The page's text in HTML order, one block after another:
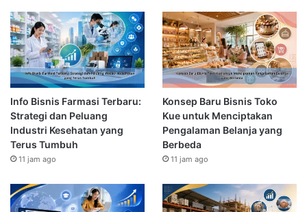
Info Bisnis Farmasi Terbaru:
Strategi dan Peluang
Industri Kesehatan yang
Terus Tumbuh
11 jam ago
Konsep Baru Bisnis Toko
Kue untuk Menciptakan
Pengalaman Belanja yang
Berbeda
11 jam ago